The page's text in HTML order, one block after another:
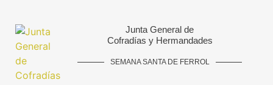
Junta General de
Cofradías y Hermandades
SEMANA SANTA DE FERROL